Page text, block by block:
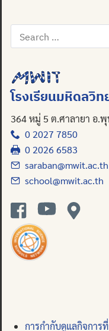
Search
for:
โรงเรียนมหิดลวิ
364 หมู่ 5 ต.ศาลายา อ.
0 2027 7850
0 2026 6583
saraban@mwit.ac.th
school@mwit.ac.th
การกำกับดูแลกิจการ